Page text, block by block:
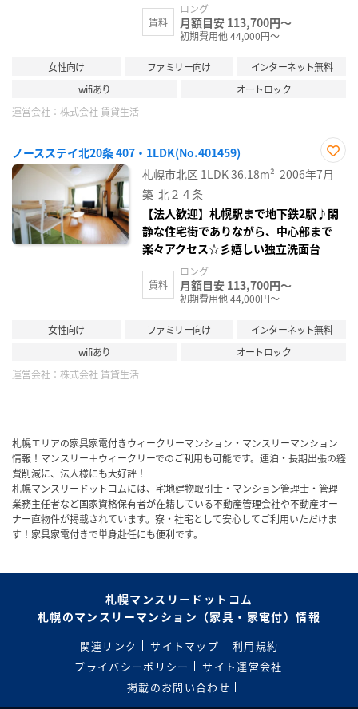
賃料
ロング
月額目安 113,700円～
初期費用他 44,000円～
女性向け ファミリー向け
インターネット無料
wifiあり
オートロック
運営会社： 株式会社 賃貸生活
ノースステイ北20条 407・1LDK(No.401459)
お気
に入
札幌市北区 1LDK36.18m² 2006年7月
築 北２４条
【法人歓迎】札幌駅まで地下鉄2駅♪閑
静な住宅街でありながら、中心部まで
楽々アクセス☆彡嬉しい独立洗面台
賃料
ロング
月額目安 113,700円～
初期費用他 44,000円～
女性向け ファミリー向け
インターネット無料
wifiあり
オートロック
運営会社： 株式会社 賃貸生活
札幌エリアの家具家電付きウィークリーマンション・マンスリーマンション
情報！マンスリー＋ウィークリーでのご利用も可能です。連泊・長期出張の経
費削減に、法人様にも大好評！
札幌マンスリードットコムには、宅地建物取引士・マンション管理士・管理
業務主任者など国家資格保有者が在籍している不動産管理会社や不動産オー
ナー直物件が掲載されています。寮・社宅として安心してご利用いただけま
す！家具家電付きで単身赴任にも便利です。
札幌マンスリードットコム
札幌のマンスリーマンション（家具・家電付）情報
関連リンク サイトマップ
利用規約
プライバシーポリシー
サイト運営会社
掲載のお問い合わせ